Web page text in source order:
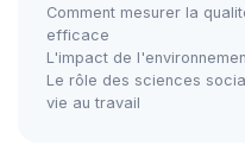
Comment mesurer la
efficace
L'impact de
Le rôle des sciences
vie au travail